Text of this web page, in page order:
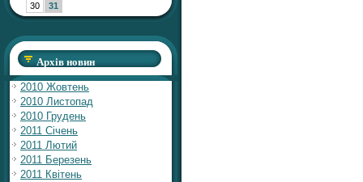
30
31
Архів новин
2010 Жовтень
2010 Листопад
2010 Грудень
2011 Січень
2011 Лютий
2011 Березень
2011 Квітень